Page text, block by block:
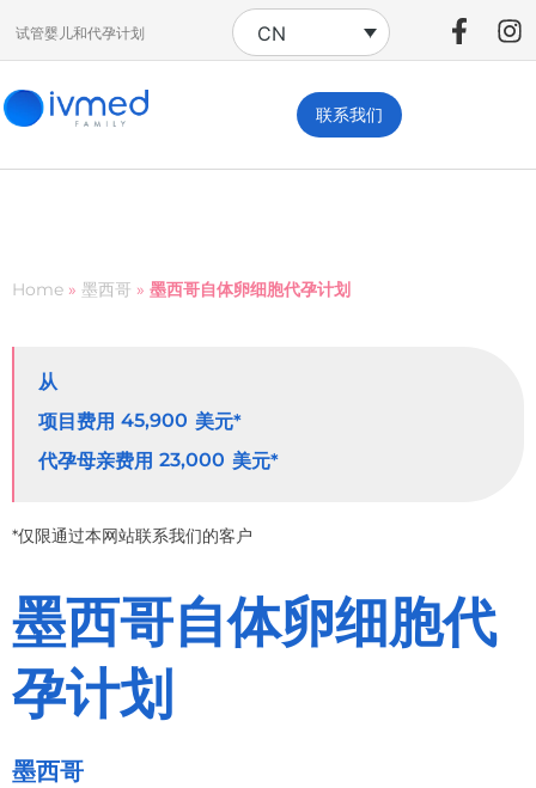
试管婴儿和代孕计划 CN
联系我们
Home » 墨西哥 » 墨西哥自体卵细胞代孕计划
从
项目费用 45,900 美元*
代孕母亲费用 23,000 美元*
*仅限通过本网站联系我们的客户
墨西哥自体卵细胞代
孕计划
墨西哥